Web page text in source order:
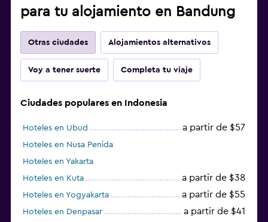
para tu alojamiento en Bandung
Otras ciudades Alojamientos alternativos
Voy a tener suerte Completa tu viaje
Ciudades populares en Indonesia
Hoteles en Ubud a partir de $57
Hoteles en Nusa Penida
Hoteles en Yakarta
Hoteles en Kuta
a partir de $38
Hoteles en Yogyakarta a partir de $55
Hoteles en Denpasar a partir de $41